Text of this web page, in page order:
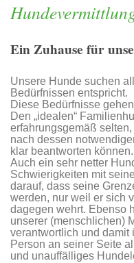
Ein Zuhause für
Unsere Hunde suchen
Bedürfnissen entspricht.
Diese Bedürfnisse
Den „idealen“
erfahrungsgemäß
nach dessen
klar beantworten können.
Auch ein sehr netter
Schwierigkeiten mit
darauf, dass seine
werden, nur weil er sich
dagegen wehrt. Ebenso
unserer (menschlichen)
verantwortlich und damit
Person an seiner Seite
und unauffälliges